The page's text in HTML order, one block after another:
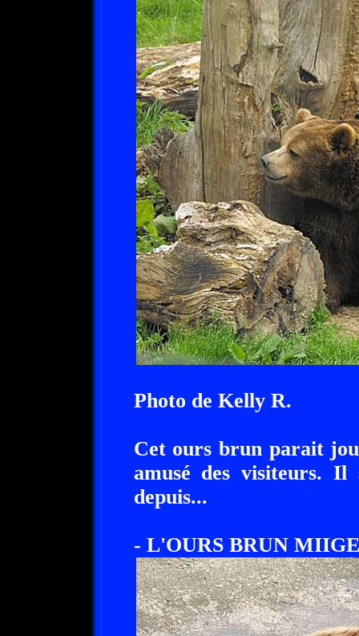
Photo de Kelly R.
Cet ours brun parait
amusé des visiteurs.
depuis...
- L'OURS BRUN